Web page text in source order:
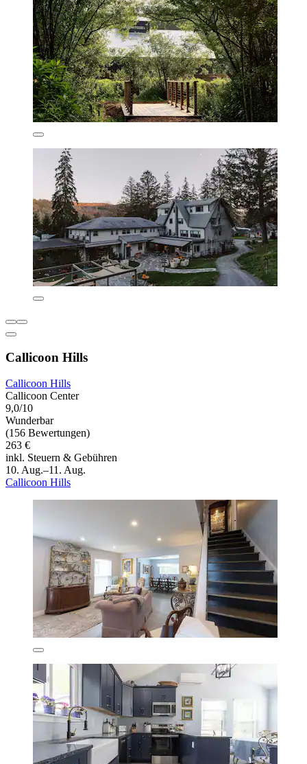
Callicoon Hills
Callicoon Hills
Callicoon Center
9,0/10
Wunderbar
(156 Bewertungen)
263 €
inkl. Steuern & Gebühren
10. Aug.–11. Aug.
Callicoon Hills